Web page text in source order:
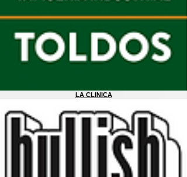
LA CLINICA